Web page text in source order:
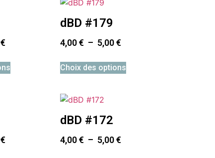
€
dBD #179
4,00€ – 5,00€
Choix des options
€
dBD #172
4,00€ – 5,00€